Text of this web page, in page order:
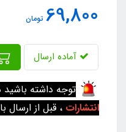
69,800 تومان
آماده ارسال
توجه داشته
انتشارات ، قبل از ارسال